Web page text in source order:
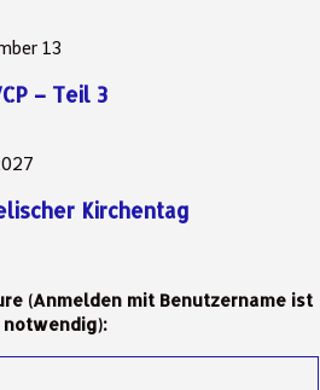
13
– Teil 3
Kirchentag
(Anmelden mit Benutzername ist